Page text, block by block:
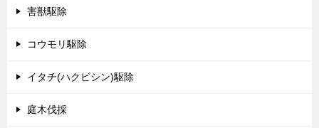
害獣駆除
コウモリ駆除
イタチ(ハクビシン)駆除
庭木伐採